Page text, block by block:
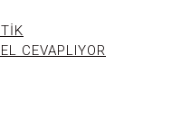
CEVAPLIYOR